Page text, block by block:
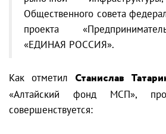
Общественного совета
проекта
«ЕДИНАЯ РОССИЯ».
Как отметил Станислав
«Алтайский фонд МСП»,
совершенствуется: